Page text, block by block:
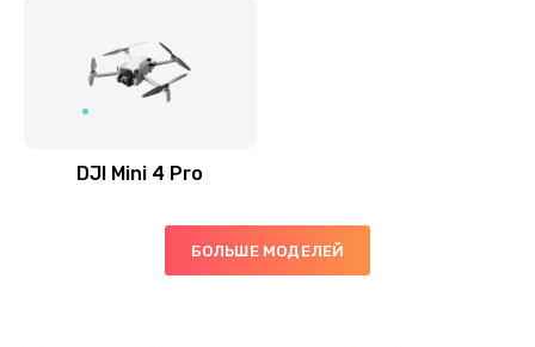
DJI Mini 4 Pro
БОЛЬШЕ МОДЕЛЕЙ